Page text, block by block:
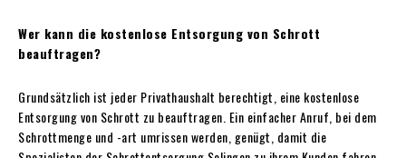
Wer kann die kostenlose Entsorgung von Schrott
beauftragen?
Grundsätzlich ist jeder Privathaushalt berechtigt, eine kostenlose
Entsorgung von Schrott zu beauftragen. Ein einfacher Anruf, bei dem
Schrottmenge und -art umrissen werden, genügt, damit die